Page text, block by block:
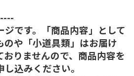
です。「商品内容」として
のや「小道具類」はお届け
りませんので、商品内容を
込みください。